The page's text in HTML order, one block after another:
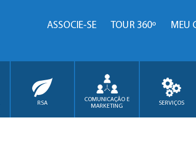
ASSOCIE-SE TOUR 360º MEU
RSA
COMUNICAÇÃO E
MARKETING
SERVIÇOS